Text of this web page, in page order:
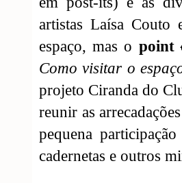
artistas Laísa Couto
espaço, mas o point
Como visitar o
projeto Ciranda do
reunir as
pequena
cadernetas e outros